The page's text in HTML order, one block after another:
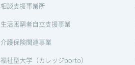
相談支援事業所
生活困窮者自立支援事業
介護保険関連事業
福祉型大学（カレッジporto）